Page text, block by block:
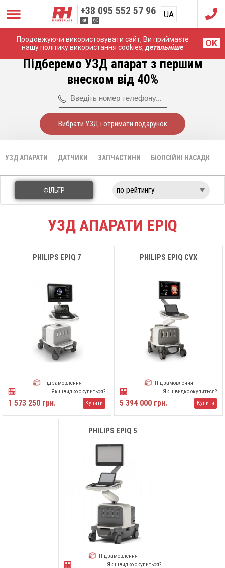
Продовжуючи використовувати сайт, Ви приймаєте
нашу політику використання cookies,детальніше OK
+38 095 552 57 96 UA
RU
Головна УЗД апарати EPIQ
Підберемо УЗД апарат з першим
внеском від 40%
Вибрати УЗД і отримати подарунок
УЗД АПАРАТИ ДАТЧИКИ ЗАПЧАСТИНИ БІОПСІЙНІ НАСАДКИ
ФІЛЬТР
УЗД АПАРАТИ EPIQ
PHILIPS EPIQ 7
Під замовлення
Як швидко окупиться?
1 573 250 грн. Купити
PHILIPS EPIQ CVX
Під замовлення
Як швидко окупиться?
5 394 000 грн. Купити
PHILIPS EPIQ 5
Під замовлення
Як швидко окупиться?